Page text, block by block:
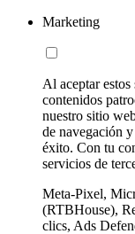
Marketing
Al aceptar
contenidos
nuestro sitio
de navegación
éxito. Con tu
servicios de
Meta-Pixel,
(RTBHouse),
clics, Ads